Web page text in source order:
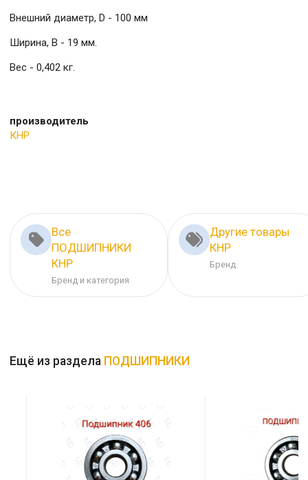
Внешний диаметр, D - 100 мм
Ширина, B - 19 мм.
Вес - 0,402 кг.
производитель
КНР
Все
ПОДШИПНИКИ
КНР
Бренд и категория
Другие товары
КНР
Бренд
Ещё из раздела ПОДШИПНИКИ